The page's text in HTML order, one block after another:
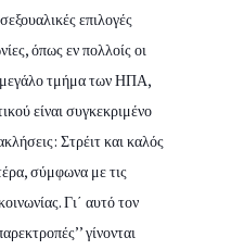
επιλογές
όπως εν πολλοίς οι
μεγάλο τμήμα των ΗΠΑ,
είναι συγκεκριμένο
Στρέιτ και καλός
σύμφωνα με τις
Γι΄ αυτό τον
γίνονται